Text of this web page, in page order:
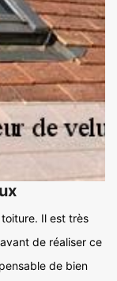
Il est très
de réaliser ce
de bien